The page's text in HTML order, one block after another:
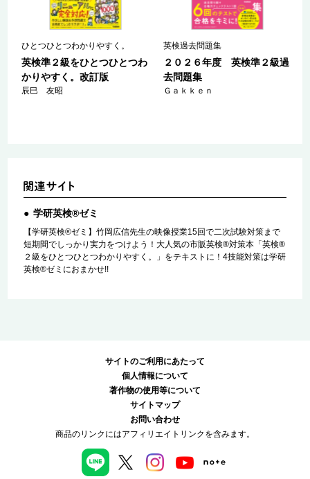
ひとつひとつわかりやすく。
英検準２級をひとつひとつわ
かりやすく。改訂版
辰巳 友昭
英検過去問題集
２０２６年度 英検準２級過
去問題集
Ｇａｋｋｅｎ
学研英検®ゼミ
【学研英検®ゼミ】竹岡広信先生の映像授業15回で二次試験対策まで
短期間でしっかり実力をつけよう！大人気の市販英検®対策本「英検®
２級をひとつひとつわかりやすく。」をテキストに！4技能対策は学研
英検®ゼミにおまかせ!!
サイトのご利用にあたって
個人情報について
著作物の使用等について
サイトマップ
お問い合わせ
商品のリンクにはアフィリエイトリンクを含みます。